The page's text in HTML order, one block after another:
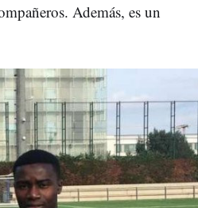
Además, es un